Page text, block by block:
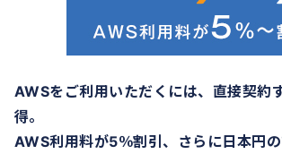
AWSをご利用いただくには、直接契約
得。
AWS利用料が5％割引、さらに日本円